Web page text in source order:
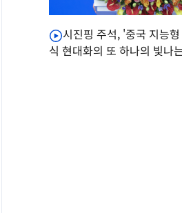
시진핑 주석, '중국 지능
식 현대화의 또 하나의 빛나